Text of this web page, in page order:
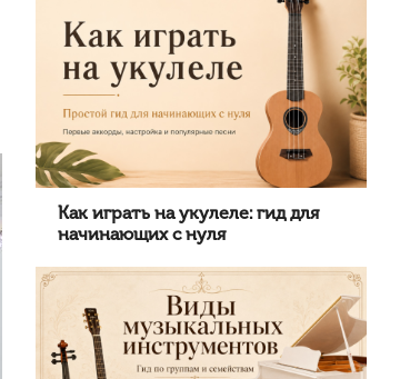
Как играть на укулеле: гид для
начинающих с нуля